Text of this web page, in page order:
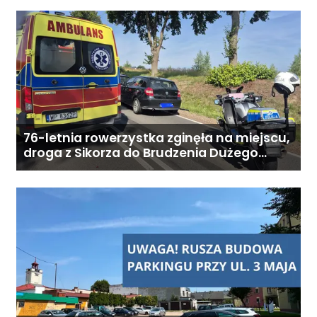
284 828 Poniedziałek–piątek,
9:00–18:00
76-letnia rowerzystka zginęła na miejscu,
droga z Sikorza do Brudzenia Dużego
zablokowana